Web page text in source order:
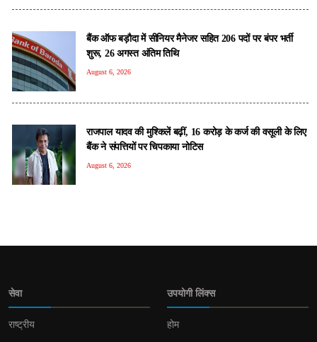
बैंक ऑफ बड़ौदा में सीनियर मैनेजर सहित 206 पदों पर बंपर भर्ती
शुरू, 26 अगस्त अंतिम तिथि
August 6, 2026
राजपाल यादव की मुश्किलें बढ़ीं, 16 करोड़ के कर्ज की वसूली के लिए
बैंक ने संपत्तियों पर चिपकाया नोटिस
August 6, 2026
सेवा
राष्ट्रीय
उपयोगी लिंक्स
होम